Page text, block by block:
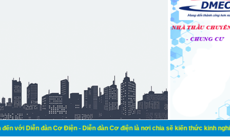
đàn Cơ Điện - Diễn đàn Cơ điện là nơi chia sẽ kiến thức kinh nghiệm